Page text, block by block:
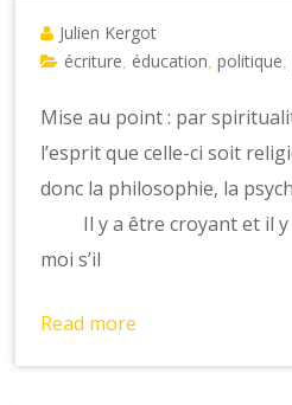
Julien Kergot
écriture éducation ,politique ,
Mise au point : par
l’esprit que celle-ci soit
donc la philosophie, la
Il y a être croyant et il y
moi s’il
Read more